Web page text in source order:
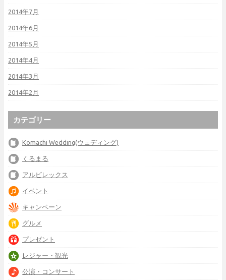
2014年7月
2014年6月
2014年5月
2014年4月
2014年3月
2014年2月
カテゴリー
Komachi Wedding(ウェディング)
くるまる
アルビレックス
イベント
キャンペーン
グルメ
プレゼント
レジャー・観光
公演・コンサート